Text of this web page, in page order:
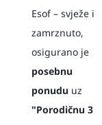
Esof – svježe i
zamrznuto,
osigurano je
posebnu
ponudu uz
"Porodičnu 3